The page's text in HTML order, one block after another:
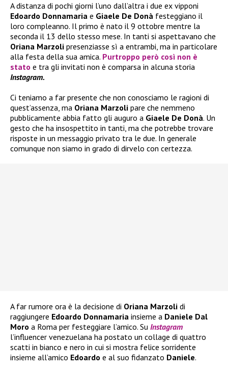
A distanza di pochi giorni l’uno dall’altra i due ex vipponi
Edoardo Donnamaria e Giaele De Donà festeggiano il
loro compleanno. Il primo è nato il 9 ottobre mentre la
seconda il 13 dello stesso mese. In tanti si aspettavano che
Oriana Marzoli presenziasse sì a entrambi, ma in particolare
alla festa della sua amica. Purtroppo però così non è
stato e tra gli invitati non è comparsa in alcuna storia
Instagram.
Ci teniamo a far presente che non conosciamo le ragioni di
quest’assenza, ma Oriana Marzoli pare che nemmeno
pubblicamente abbia fatto gli auguro a Giaele De Donà. Un
gesto che ha insospettito in tanti, ma che potrebbe trovare
risposte in un messaggio privato tra le due. In generale
comunque non siamo in grado di dirvelo con certezza.
A far rumore ora è la decisione di Oriana Marzoli di
raggiungere Edoardo Donnamaria insieme a Daniele Dal
Moro a Roma per festeggiare l’amico. Su Instagram
l’influencer venezuelana ha postato un collage di quattro
scatti in bianco e nero in cui si mostra felice sorridente
insieme all’amico Edoardo e al suo fidanzato Daniele.